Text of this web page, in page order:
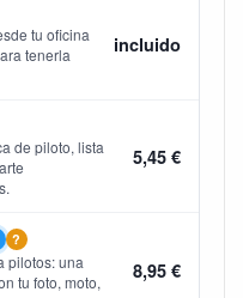
tu oficina
tenerla
incluido
de piloto, lista
5,45 €
?
pilotos: una
tu foto, moto,
8,95 €